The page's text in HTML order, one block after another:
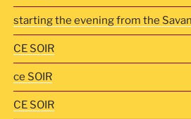
starting the evening from the
CE SOIR
ce SOIR
CE SOIR